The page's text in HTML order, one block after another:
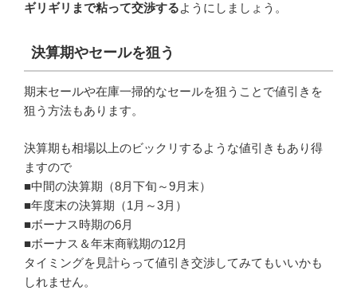
ギリギリまで粘って交渉するようにしましょう。
決算期やセールを狙う
期末セールや在庫一掃的なセールを狙うことで値引きを
狙う方法もあります。
決算期も相場以上のビックリするような値引きもあり得
ますので
■中間の決算期（8月下旬～9月末）
■年度末の決算期（1月～3月）
■ボーナス時期の6月
■ボーナス＆年末商戦期の12月
タイミングを見計らって値引き交渉してみてもいいかも
しれません。